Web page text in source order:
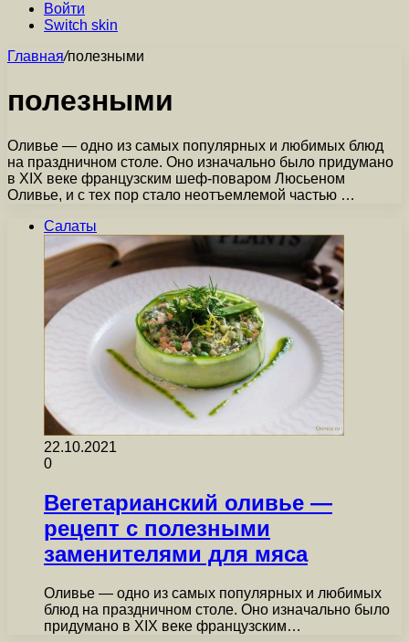
Войти
Switch skin
Главная/полезными
полезными
Оливье — одно из самых популярных и любимых блюд
на праздничном столе. Оно изначально было придумано
в XIX веке французским шеф-поваром Люсьеном
Оливье, и с тех пор стало неотъемлемой частью …
Салаты
22.10.2021
0
Вегетарианский оливье —
рецепт с полезными
заменителями для мяса
Оливье — одно из самых популярных и любимых
блюд на праздничном столе. Оно изначально было
придумано в XIX веке французским…